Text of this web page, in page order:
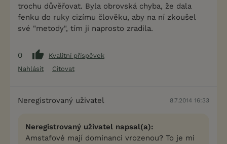
trochu důvěřovat. Byla obrovská chyba, že dala
fenku do ruky cizímu člověku, aby na ní zkoušel
své "metody", tím ji naprosto zradila.
0
Kvalitní příspěvek
Nahlásit
Citovat
Neregistrovaný uživatel 8.7.2014 16:33
Neregistrovaný uživatel napsal(a):
Amstafové mají dominanci vrozenou? To je mi